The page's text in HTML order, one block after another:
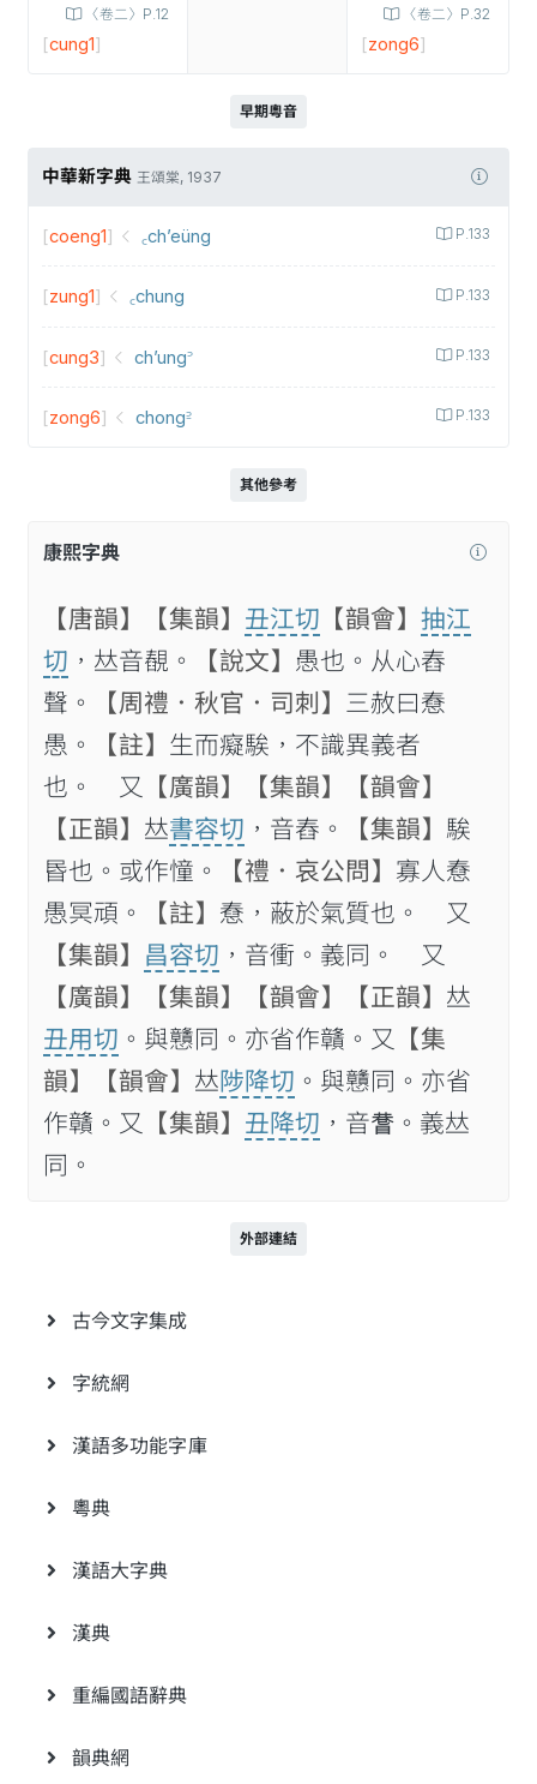
〈卷二〉P.12
[cung1]
〈卷二〉P.32
[zong6]
早期粵音
中華新字典 王頌棠, 1937
P.133
[coeng1] ꜀ch’eüng
P.133
[zung1] ꜀chung
P.133
[cung3] ch’ung꜄
P.133
[zong6] chong꜅
其他參考
康熙字典
【唐韻】 【集韻】 丑江切 【韻會】 抽江
切 ，𠀤音䚎。 【說文】 愚也。从心舂
聲。
【周禮．秋官．司刺】 三赦曰憃
愚。
【註】 生而癡騃，不識異義者
也。 又
【廣韻】 【集韻】
【韻會】
【正韻】 𠀤書容切 ，音舂。 【集韻】 騃
昬也。或作憧。
【禮．哀公問】 寡人憃
愚冥頑。
【註】 憃，蔽於氣質也。 又
【集韻】 昌容切 ，音衝。義同。 又
【廣韻】
【集韻】 【韻會】 【正韻】 𠀤
丑用切 。與戇同。亦省作贛。又
【集
韻】
【韻會】 𠀤陟降切 。與戇同。亦省
作贛。又
【集韻】 丑降切 ，音𥈄。義𠀤
同。
外部連結
古今文字集成
字統網
漢語多功能字庫
粵典
漢語大字典
漢典
重編國語辭典
韻典網